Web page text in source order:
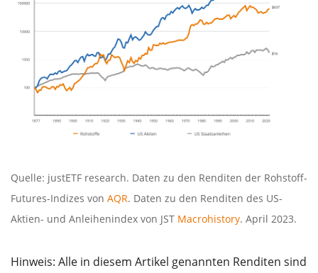
Quelle: justETF research. Daten zu den Renditen der Rohstoff-
Futures-Indizes von AQR. Daten zu den Renditen des US-
Aktien- und Anleihenindex von JST Macrohistory. April 2023.
Hinweis: Alle in diesem Artikel genannten Renditen sind